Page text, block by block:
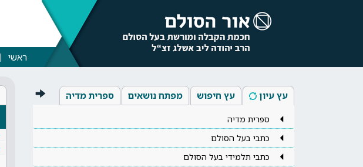
ראשי
עץ עיון עץ חיפוש מפתח נושאים ספרית מדיה
ספרית מדיה
כתבי בעל הסולם
כתבי תלמידי בעל הסולם